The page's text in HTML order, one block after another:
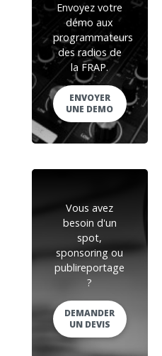
Envoyez votre
démo aux
programmateurs
des radios de
la FRAP.
ENVOYER
UNE DEMO
Vous avez
besoin d'un
spot,
sponsoring ou
publireportage
?
DEMANDER
UN DEVIS